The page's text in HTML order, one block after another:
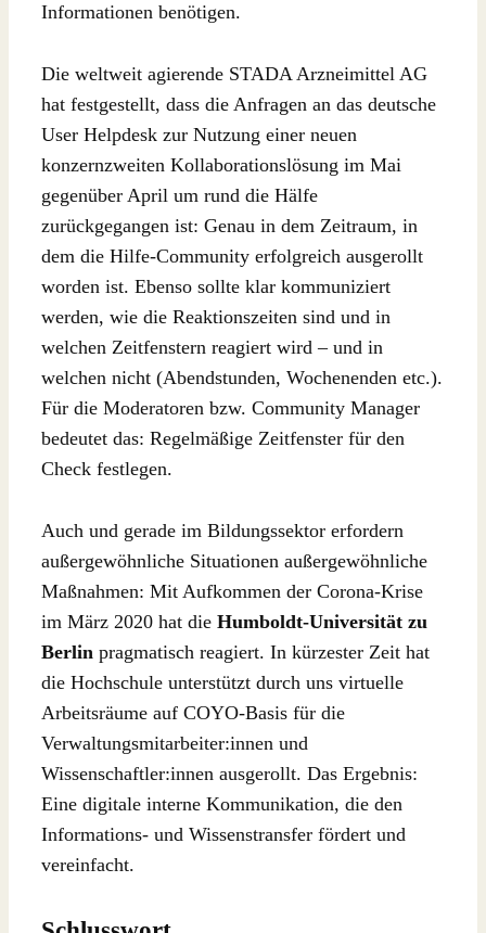
Informationen benötigen.
Die weltweit agierende STADA Arzneimittel AG
hat festgestellt, dass die Anfragen an das deutsche
User Helpdesk zur Nutzung einer neuen
konzernzweiten Kollaborationslösung im Mai
gegenüber April um rund die Hälfe
zurückgegangen ist: Genau in dem Zeitraum, in
dem die Hilfe-Community erfolgreich ausgerollt
worden ist. Ebenso sollte klar kommuniziert
werden, wie die Reaktionszeiten sind und in
welchen Zeitfenstern reagiert wird – und in
welchen nicht (Abendstunden, Wochenenden etc.).
Für die Moderatoren bzw. Community Manager
bedeutet das: Regelmäßige Zeitfenster für den
Check festlegen.
Auch und gerade im Bildungssektor erfordern
außergewöhnliche Situationen außergewöhnliche
Maßnahmen: Mit Aufkommen der Corona-Krise
im März 2020 hat die Humboldt-Universität zu
Berlin pragmatisch reagiert. In kürzester Zeit hat
die Hochschule unterstützt durch uns virtuelle
Arbeitsräume auf COYO-Basis für die
Verwaltungsmitarbeiter:innen und
Wissenschaftler:innen ausgerollt. Das Ergebnis:
Eine digitale interne Kommunikation, die den
Informations- und Wissenstransfer fördert und
vereinfacht.